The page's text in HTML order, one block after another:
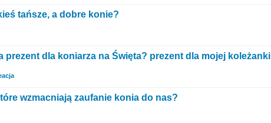
tańsze, a dobre konie?
prezent dla koniarza na Święta? prezent dla mojej koleżanki
wzmacniają zaufanie konia do nas?